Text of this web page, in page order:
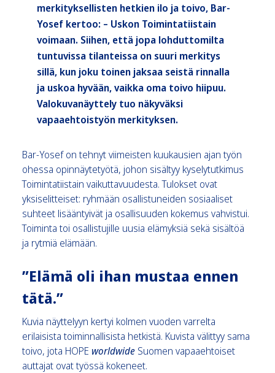
merkityksellisten hetkien ilo ja toivo, Bar-
Yosef kertoo: – Uskon Toimintatiistain
voimaan. Siihen, että jopa lohduttomilta
tuntuvissa tilanteissa on suuri merkitys
sillä, kun joku toinen jaksaa seistä rinnalla
ja uskoa hyvään, vaikka oma toivo hiipuu.
Valokuvanäyttely tuo näkyväksi
vapaaehtoistyön merkityksen.
Bar-Yosef on tehnyt viimeisten kuukausien ajan työn
ohessa opinnäytetyötä, johon sisältyy kyselytutkimus
Toimintatiistain vaikuttavuudesta. Tulokset ovat
yksiselitteiset: ryhmään osallistuneiden sosiaaliset
suhteet lisääntyivät ja osallisuuden kokemus vahvistui.
Toiminta toi osallistujille uusia elämyksiä sekä sisältöä
ja rytmiä elämään.
”Elämä oli ihan mustaa ennen
tätä.”
Kuvia näyttelyyn kertyi kolmen vuoden varrelta
erilaisista toiminnallisista hetkistä. Kuvista välittyy sama
toivo, jota HOPE worldwide Suomen vapaaehtoiset
auttajat ovat työssä kokeneet.